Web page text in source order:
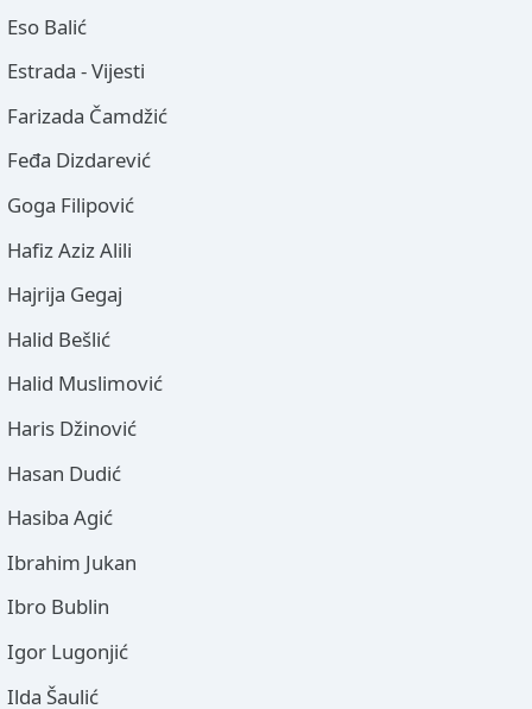
Eso Balić
Estrada - Vijesti
Farizada Čamdžić
Feđa Dizdarević
Goga Filipović
Hafiz Aziz Alili
Hajrija Gegaj
Halid Bešlić
Halid Muslimović
Haris Džinović
Hasan Dudić
Hasiba Agić
Ibrahim Jukan
Ibro Bublin
Igor Lugonjić
Ilda Šaulić